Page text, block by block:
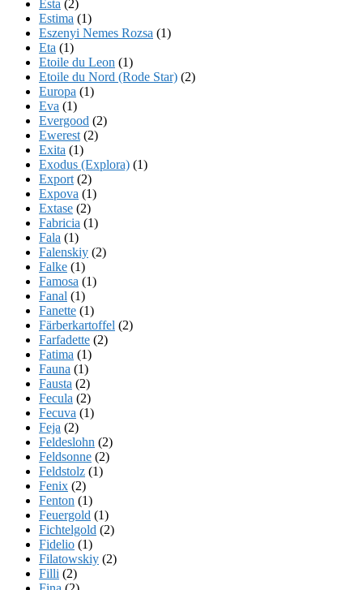
Esta (2)
Estima (1)
Eszenyi Nemes Rozsa (1)
Eta (1)
Etoile du Leon (1)
Etoile du Nord (Rode Star) (2)
Europa (1)
Eva (1)
Evergood (2)
Ewerest (2)
Exita (1)
Exodus (Explora) (1)
Export (2)
Expova (1)
Extase (2)
Fabricia (1)
Fala (1)
Falenskiy (2)
Falke (1)
Famosa (1)
Fanal (1)
Fanette (1)
Färberkartoffel (2)
Farfadette (2)
Fatima (1)
Fauna (1)
Fausta (2)
Fecula (2)
Fecuva (1)
Feja (2)
Feldeslohn (2)
Feldsonne (2)
Feldstolz (1)
Fenix (2)
Fenton (1)
Feuergold (1)
Fichtelgold (2)
Fidelio (1)
Filatowskiy (2)
Filli (2)